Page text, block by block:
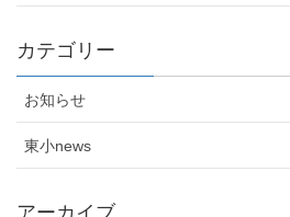
カテゴリー
お知らせ
東小news
アーカイブ